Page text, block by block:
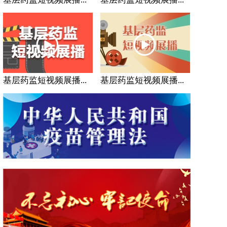
基层药监短视频展播... 基层药监短视频展播...